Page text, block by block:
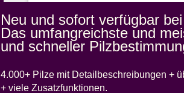
Neu und sofort verfügbar bei
Das umfangreichste und
und schneller
4.000+ Pilze mit Detailbeschreibungen +
+ viele Zusatzfunktionen.